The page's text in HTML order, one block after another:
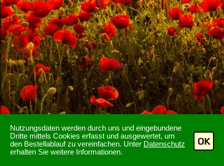
Nutzungsdaten werden durch uns und eingebundene
Dritte mittels Cookies erfasst und ausgewertet, um
den Bestellablauf zu vereinfachen. Unter Datenschutz
erhalten Sie weitere Informationen.
OK